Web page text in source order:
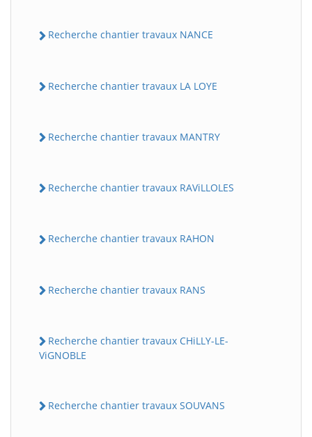
Recherche chantier travaux NANCE
Recherche chantier travaux LA LOYE
Recherche chantier travaux MANTRY
Recherche chantier travaux RAViLLOLES
Recherche chantier travaux RAHON
Recherche chantier travaux RANS
Recherche chantier travaux CHiLLY-LE-
ViGNOBLE
Recherche chantier travaux SOUVANS